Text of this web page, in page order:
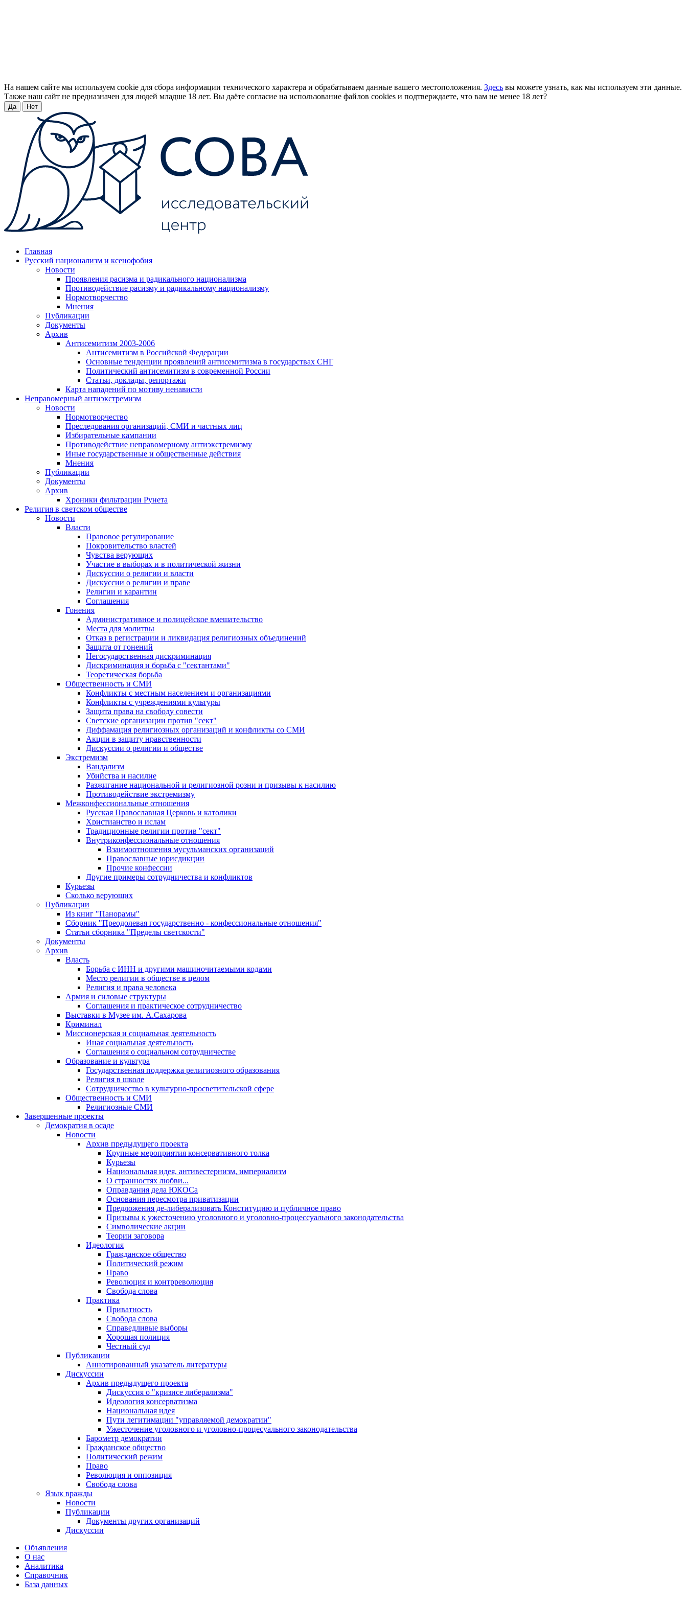
На нашем сайте мы используем cookie для сбора информации технического характера и обрабатываем данные вашего местоположения. Здесь вы можете узнать, как мы используем эти данные.
Также наш сайт не предназначен для людей младше 18 лет. Вы даёте согласие на использование файлов cookies и подтверждаете, что вам не менее 18 лет?
Да Нет
Главная
Русский национализм и ксенофобия
Новости
Проявления расизма и радикального национализма
Противодействие расизму и радикальному национализму
Нормотворчество
Мнения
Публикации
Документы
Архив
Антисемитизм 2003-2006
Антисемитизм в Российской Федерации
Основные тенденции проявлений антисемитизма в государствах СНГ
Политический антисемитизм в современной России
Статьи, доклады, репортажи
Карта нападений по мотиву ненависти
Неправомерный антиэкстремизм
Новости
Нормотворчество
Преследования организаций, СМИ и частных лиц
Избирательные кампании
Противодействие неправомерному антиэкстремизму
Иные государственные и общественные действия
Мнения
Публикации
Документы
Архив
Хроники фильтрации Рунета
Религия в светском обществе
Новости
Власти
Правовое регулирование
Покровительство властей
Чувства верующих
Участие в выборах и в политической жизни
Дискуссии о религии и власти
Дискуссии о религии и праве
Религии и карантин
Соглашения
Гонения
Административное и полицейское вмешательство
Места для молитвы
Отказ в регистрации и ликвидация религиозных объединений
Защита от гонений
Негосударственная дискриминация
Дискриминация и борьба с "сектантами"
Теоретическая борьба
Общественность и СМИ
Конфликты с местным населением и организациями
Конфликты с учреждениями культуры
Защита права на свободу совести
Светские организации против "сект"
Диффамация религиозных организаций и конфликты со СМИ
Акции в защиту нравственности
Дискуссии о религии и обществе
Экстремизм
Вандализм
Убийства и насилие
Разжигание национальной и религиозной розни и призывы к насилию
Противодействие экстремизму
Межконфессиональные отношения
Русская Православная Церковь и католики
Христианство и ислам
Традиционные религии против "сект"
Внутриконфессиональные отношения
Взаимоотношения мусульманских организаций
Православные юрисдикции
Прочие конфессии
Другие примеры сотрудничества и конфликтов
Курьезы
Сколько верующих
Публикации
Из книг "Панорамы"
Сборник "Преодолевая государственно - конфессиональные отношения"
Статьи сборника "Пределы светскости"
Документы
Архив
Власть
Борьба с ИНН и другими машиночитаемыми кодами
Место религии в обществе в целом
Религия и права человека
Армия и силовые структуры
Соглашения и практическое сотрудничество
Выставки в Музее им. А.Сахарова
Криминал
Миссионерская и социальная деятельность
Иная социальная деятельность
Соглашения о социальном сотрудничестве
Образование и культура
Государственная поддержка религиозного образования
Религия в школе
Сотрудничество в культурно-просветительской сфере
Общественность и СМИ
Религиозные СМИ
Завершенные проекты
Демократия в осаде
Новости
Архив предыдущего проекта
Крупные мероприятия консервативного толка
Курьезы
Национальная идея, антивестернизм, империализм
О странностях любви...
Оправдания дела ЮКОСа
Основания пересмотра приватизации
Предложения де-либерализовать Конституцию и публичное право
Призывы к ужесточению уголовного и уголовно-процессуального законодательства
Символические акции
Теории заговора
Идеология
Гражданское общество
Политический режим
Право
Революция и контрреволюция
Свобода слова
Практика
Приватность
Свобода слова
Справедливые выборы
Хорошая полиция
Честный суд
Публикации
Аннотированный указатель литературы
Дискуссии
Архив предыдущего проекта
Дискуссия о "кризисе либерализма"
Идеология консерватизма
Национальная идея
Пути легитимации "управляемой демократии"
Ужесточение уголовного и уголовно-процесуального законодательства
Барометр демократии
Гражданское общество
Политический режим
Право
Революция и оппозиция
Свобода слова
Язык вражды
Новости
Публикации
Документы других организаций
Дискуссии
Объявления
О нас
Аналитика
Справочник
База данных